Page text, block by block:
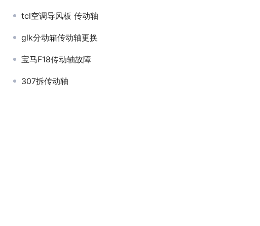
tcl空调导风板 传动轴
glk分动箱传动轴更换
宝马F18传动轴故障
307拆传动轴